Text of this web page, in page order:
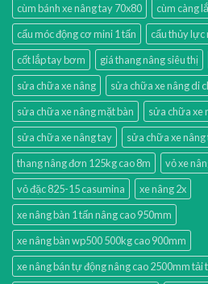
cùm bánh xe nâng tay 70x80
cùm càng
cẩu móc động cơ mini 1 tấn
cẩu thủy lực
cốt lắp tay bơm
giá thang nâng siêu thị
sửa chữa xe nâng
sửa chữa xe nâng di
sửa chữa xe nâng mặt bàn
sửa chữa xe
sửa chữa xe nâng tay
sửa chữa xe nâng
thang nâng đơn 125kg cao 8m
vỏ xe
vỏ đặc 825-15 casumina
xe nâng 2x
xe nâng bàn 1 tấn nâng cao 950mm
xe nâng bàn wp500 500kg cao 900mm
xe nâng bán tự động nâng cao 2500mm tải